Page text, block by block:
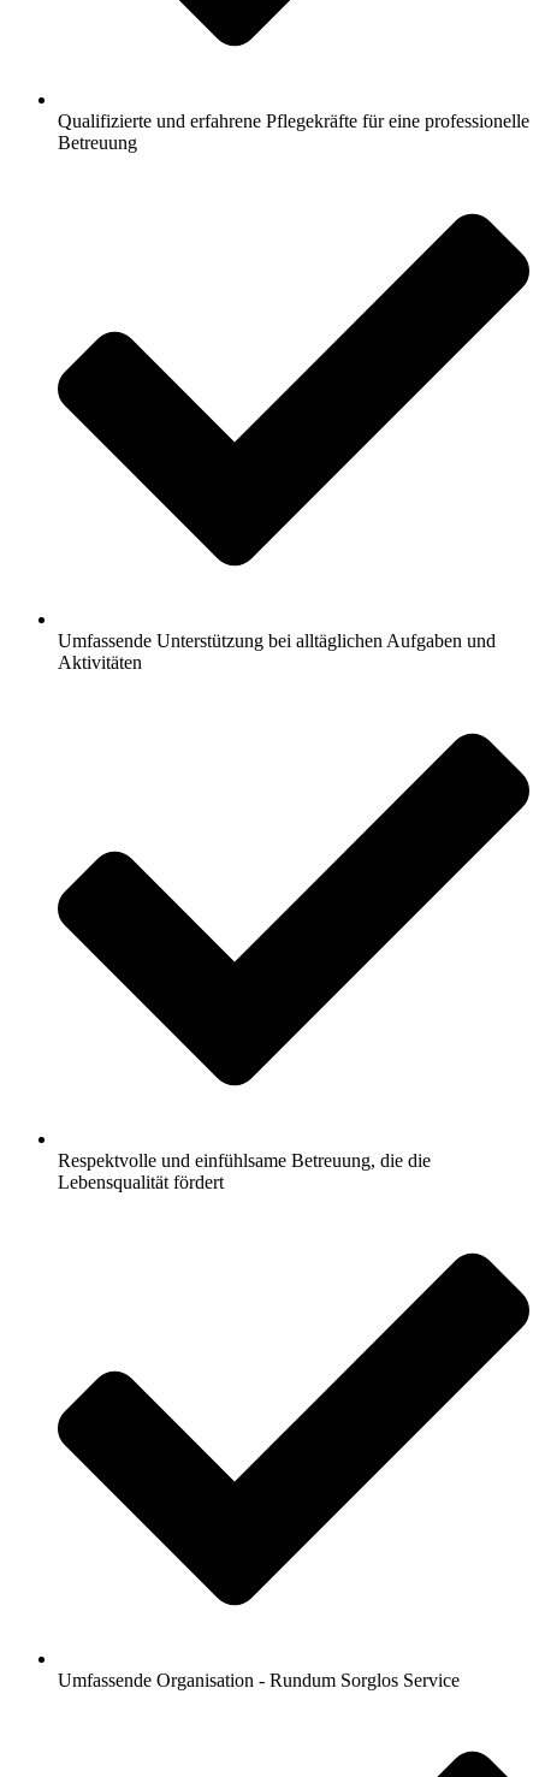
Qualifizierte und erfahrene Pflegekräfte für eine professionelle
Betreuung
Umfassende Unterstützung bei alltäglichen Aufgaben und
Aktivitäten
Respektvolle und einfühlsame Betreuung, die die
Lebensqualität fördert
Umfassende Organisation - Rundum Sorglos Service